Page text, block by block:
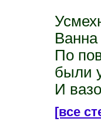
По
были
И
[все